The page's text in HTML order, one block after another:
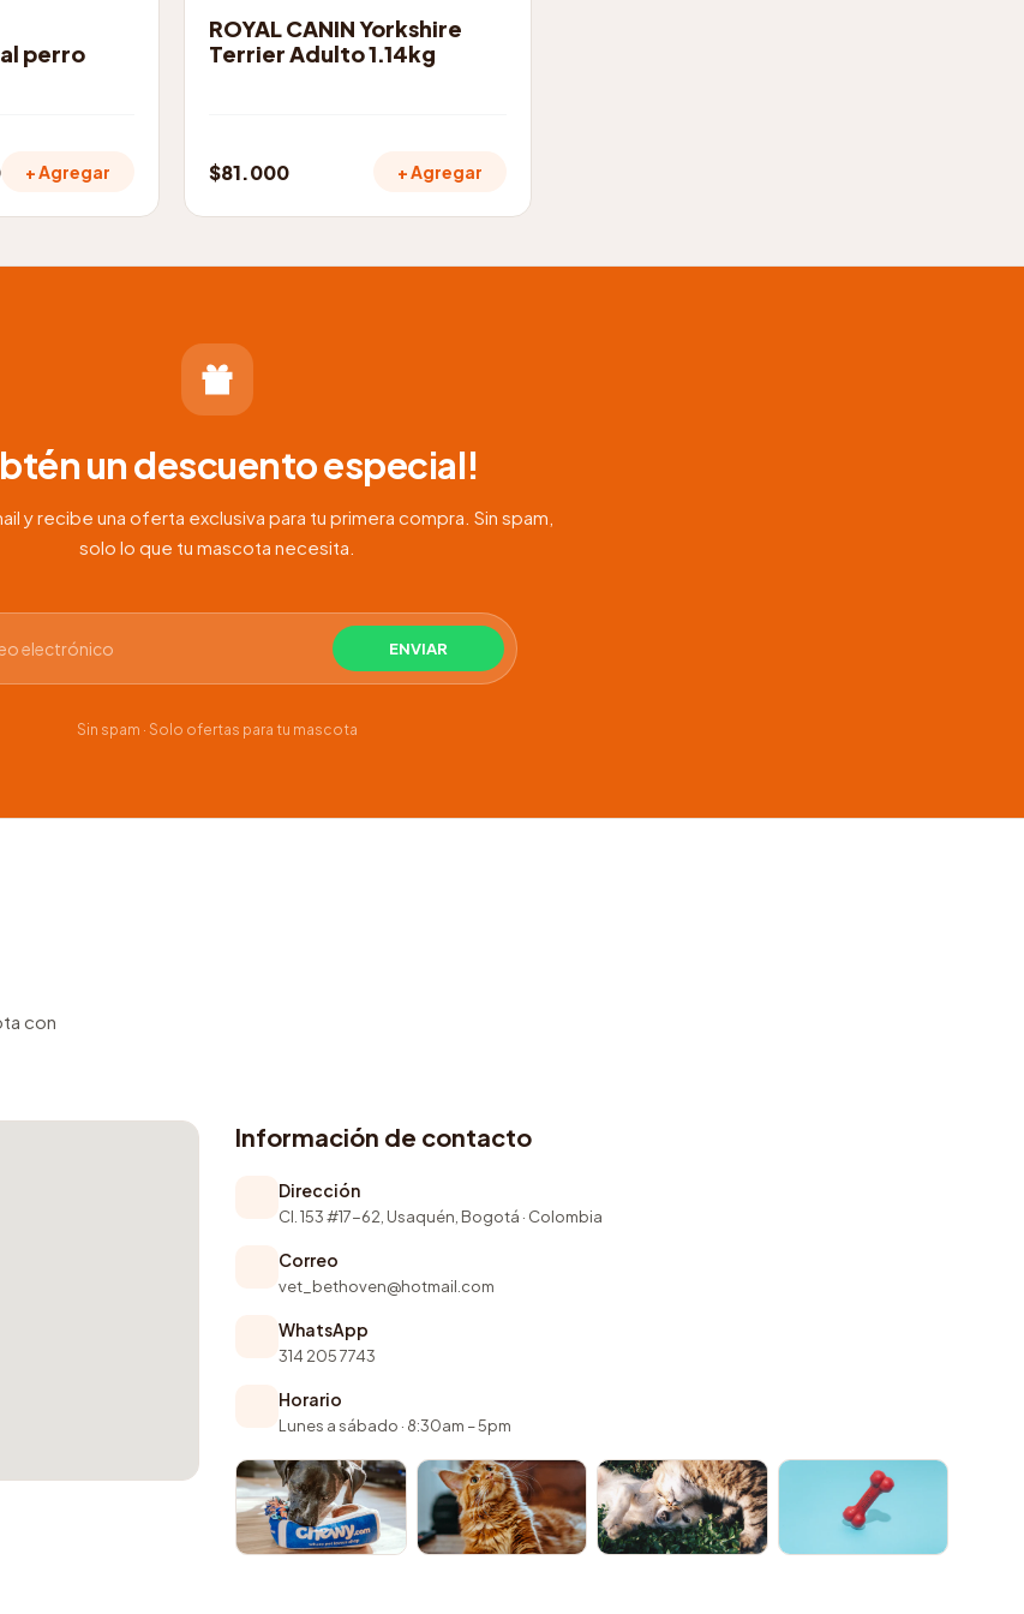
perro
+ Agregar
ROYAL CANIN Yorkshire
Terrier Adulto 1.14kg
$81.000 + Agregar
un descuento especial!
y recibe una oferta exclusiva para tu primera compra. Sin spam,
solo lo que tu mascota necesita.
Sin spam · Solo ofertas para tu mascota
con
Información de contacto
Dirección
Cl. 153 #17-62, Usaquén, Bogotá · Colombia
Correo
vet_bethoven@hotmail.com
WhatsApp
314 205 7743
Horario
Lunes a sábado · 8:30am – 5pm